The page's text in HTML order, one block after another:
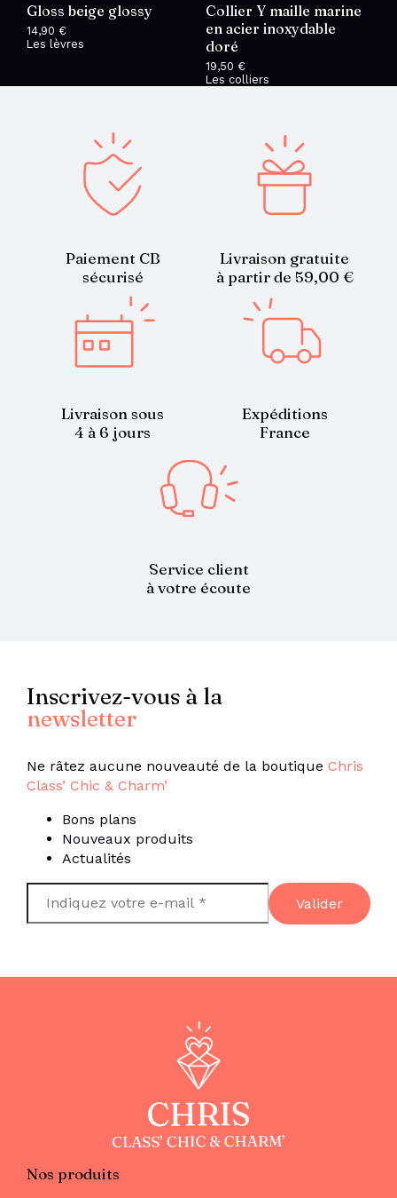
Gloss beige glossy
14,90 €
Les lèvres
Collier Y maille marine
en acier inoxydable
doré
19,50 €
Les colliers
Paiement CB
sécurisé
Livraison gratuite
à partir de 59,00 €
Livraison sous
4 à 6 jours
Expéditions
France
Service client
à votre écoute
Inscrivez-vous à la
newsletter
Ne râtez aucune nouveauté de la boutique Chris
Class’ Chic & Charm’
Bons plans
Nouveaux produits
Actualités
Nos produits